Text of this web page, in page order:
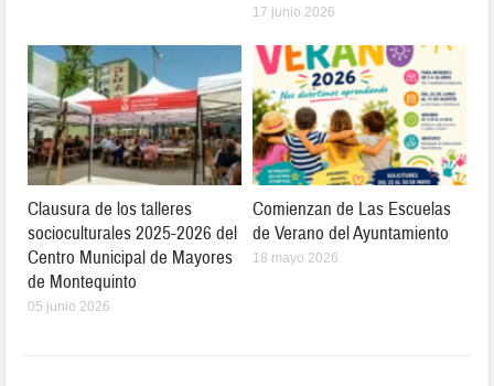
17 junio 2026
Clausura de los talleres
socioculturales 2025-2026 del
Centro Municipal de Mayores
de Montequinto
05 junio 2026
Comienzan de Las Escuelas
de Verano del Ayuntamiento
18 mayo 2026